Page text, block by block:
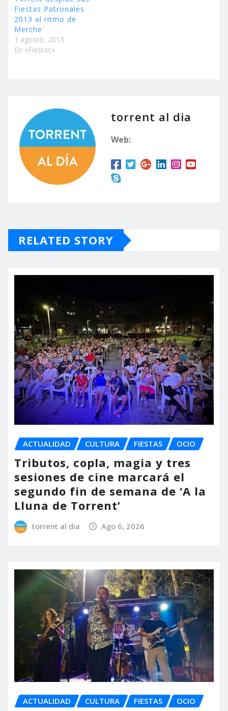
Fiestas Patronales
2013 al ritmo de
Merche
1 agosto, 2013
En «Fiestas»
torrent al dia
Web:
RELATED STORY
ACTUALIDAD CULTURA FIESTAS OCIO
Tributos, copla, magia y tres
sesiones de cine marcará el
segundo fin de semana de ‘A la
Lluna de Torrent’
torrent al dia Ago 6, 2026
ACTUALIDAD CULTURA FIESTAS OCIO